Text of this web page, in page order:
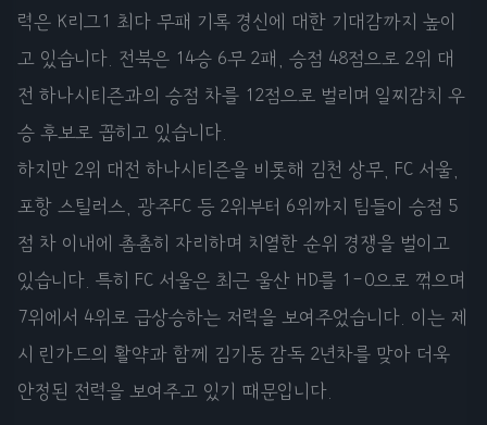
력은 K리그1 최다 무패 기록 경신에 대한 기대감까지 높이
고 있습니다. 전북은 14승 6무 2패, 승점 48점으로 2위 대
전 하나시티즌과의 승점 차를 12점으로 벌리며 일찌감치 우
승 후보로 꼽히고 있습니다.
하지만 2위 대전 하나시티즌을 비롯해 김천 상무, FC 서울,
포항 스틸러스, 광주FC 등 2위부터 6위까지 팀들이 승점 5
점 차 이내에 촘촘히 자리하며 치열한 순위 경쟁을 벌이고
있습니다. 특히 FC 서울은 최근 울산 HD를 1-0으로 꺾으며
7위에서 4위로 급상승하는 저력을 보여주었습니다. 이는 제
시 린가드의 활약과 함께 김기동 감독 2년차를 맞아 더욱
안정된 전력을 보여주고 있기 때문입니다.